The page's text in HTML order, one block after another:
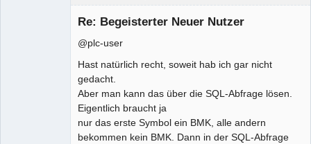
Re: Begeisterter Neuer Nutzer
@plc-user
Hast natürlich recht, soweit hab ich gar nicht
gedacht.
Aber man kann das über die SQL-Abfrage lösen.
Eigentlich braucht ja
nur das erste Symbol ein BMK, alle andern
bekommen kein BMK. Dann in der SQL-Abfrage